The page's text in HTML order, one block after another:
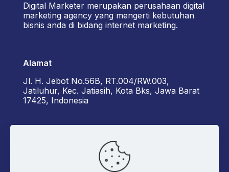
Digital Marketer merupakan perusahaan digital
marketing agency yang mengerti kebutuhan
bisnis anda di bidang internet marketing.
Alamat
Jl. H. Jebot No.56B, RT.004/RW.003,
Jatiluhur, Kec. Jatiasih, Kota Bks, Jawa Barat
17425, Indonesia
+6285162929922 - Diorama
admin@digitalmarketer.co.id